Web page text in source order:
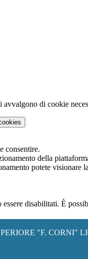
di cookie
consentire.
della
potete visionare la
disabilitati. È
"F. CORNI"